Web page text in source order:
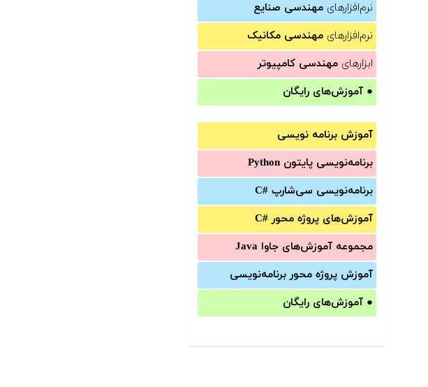
نرم‌افزارهای مهندسی صنایع
نرم‌افزارهای مهندسی مکانیک
ابزارهای مهندسی کامپیوتر
● آموزش‌های رایگان
آموزش برنامه نویسی
برنامه‌نویسی پایتون Python
برنامه‌‌نویسی سی‌شارپ C#‎
آموزش‌های پروژه محور #C
مجموعه آموزش‌های جاوا Java
آموزش‌ پروژه محور برنامه‌نویسی
● آموزش‌های رایگان